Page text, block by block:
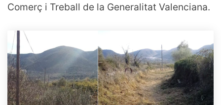
Comerç i Treball de la Generalitat Valenciana.